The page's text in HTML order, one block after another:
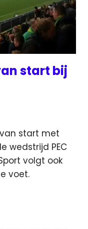
start bij
start met
wedstrijd PEC
volgt ook
voet.